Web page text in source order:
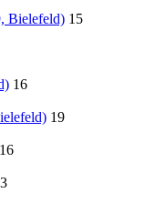
Bielefeld) 15
16
19
16